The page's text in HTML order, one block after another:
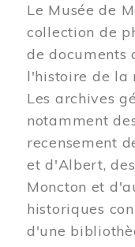
Le Musée de
collection de
de documents
l'histoire de la
Les archives
notamment
recensement
et d'Albert,
Moncton et
historiques
d'une